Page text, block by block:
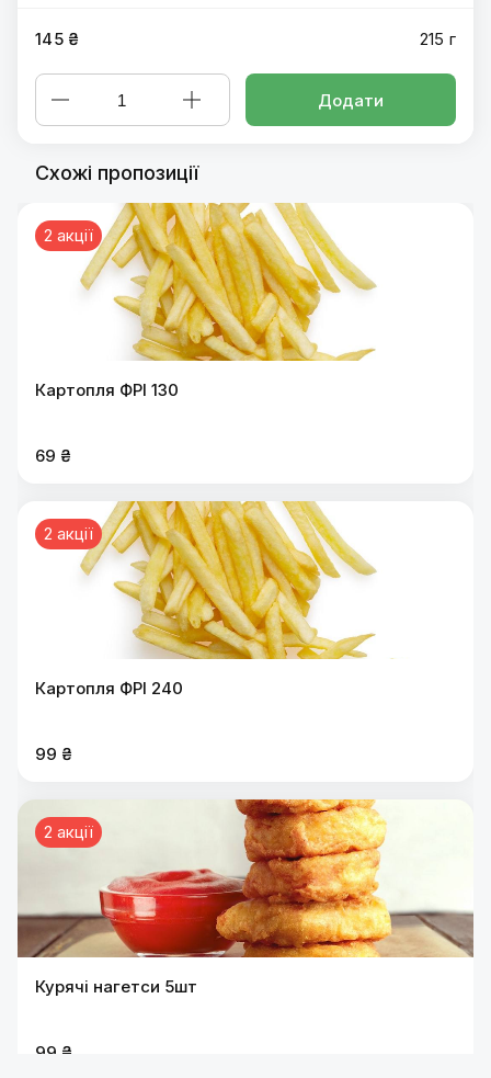
145 ₴ 215 г
Додати
Схожі пропозиції
2 акції
Картопля ФРІ 130
69 ₴
2 акції
Картопля ФРІ 240
99 ₴
2 акції
Курячі нагетси 5шт
99 ₴